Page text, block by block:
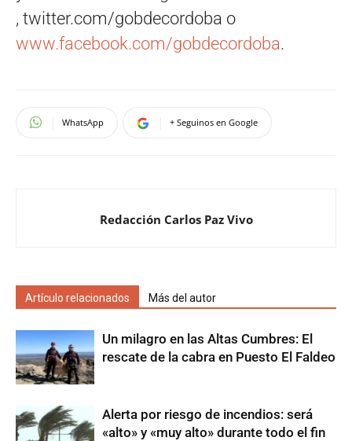
, twitter.com/gobdecordoba o
www.facebook.com/gobdecordoba.
WhatsApp + Seguinos en Google
Redacción Carlos Paz Vivo
Artículo relacionados Más del autor
Un milagro en las Altas Cumbres: El
rescate de la cabra en Puesto El Faldeo
Alerta por riesgo de incendios: será
«alto» y «muy alto» durante todo el fin